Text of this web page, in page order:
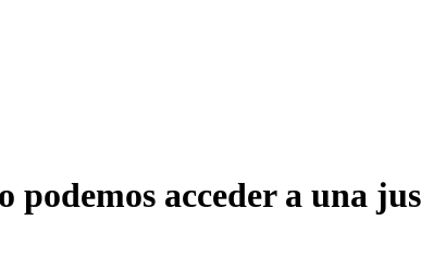
podemos acceder a una